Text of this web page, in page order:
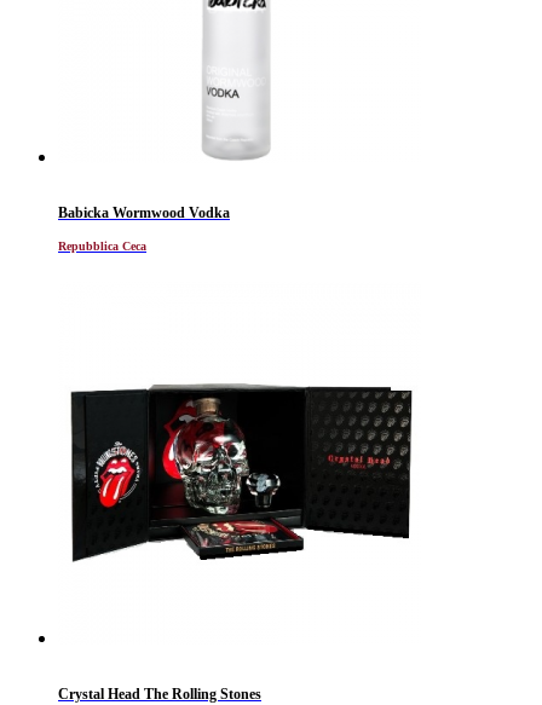
Babicka Wormwood Vodka
Repubblica Ceca
Crystal Head The Rolling Stones